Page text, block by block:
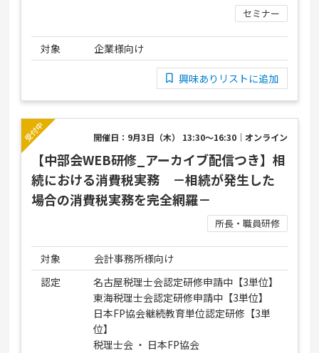
セミナー
対象 企業様向け
興味ありリストに追加
開催日：9月3日（木） 13:30～16:30｜オンライン
【中部会WEB研修_アーカイブ配信つき】相
続における消費税実務 －相続が発生した
場合の消費税実務を完全網羅－
所長・職員研修
対象
会計事務所様向け
認定
名古屋税理士会認定研修申請中【3単位】
東海税理士会認定研修申請中【3単位】
日本FP協会継続教育単位認定研修【3単
位】
税理士会 ・ 日本FP協会